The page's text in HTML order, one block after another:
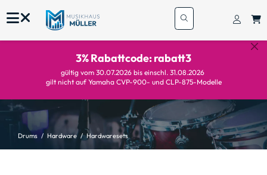
3% Rabattcode: rabatt3
gültig vom 30.07.2026 bis einschl. 31.08.2026
gilt nicht auf Yamaha CVP-900- und CLP-875-Modelle
Drums Hardware Hardwaresets